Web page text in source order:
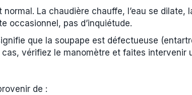
normal. La chaudière chauffe, l’eau se
occasionnel, pas d’inquiétude.
que la soupape est défectueuse
vérifiez le manomètre et faites intervenir
de :